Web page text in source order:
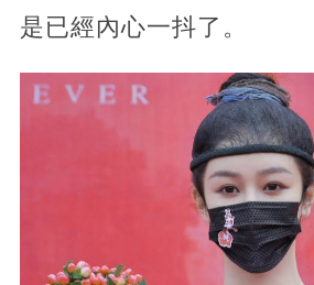
是已經內心一抖了。